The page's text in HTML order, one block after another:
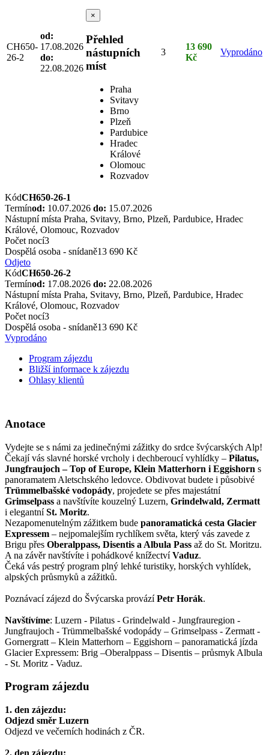
CH650-
26-2
od:
17.08.2026
do:
22.08.2026
×
Přehled
nástupních
míst
Praha
Svitavy
Brno
Plzeň
Pardubice
Hradec
Králové
Olomouc
Rozvadov
3
13 690
Kč
Vyprodáno
KódCH650-26-1
Termínod: 10.07.2026 do: 15.07.2026
Nástupní místa Praha, Svitavy, Brno, Plzeň, Pardubice, Hradec
Králové, Olomouc, Rozvadov
Počet nocí3
Dospělá osoba - snídaně13 690 Kč
Odjeto
KódCH650-26-2
Termínod: 17.08.2026 do: 22.08.2026
Nástupní místa Praha, Svitavy, Brno, Plzeň, Pardubice, Hradec
Králové, Olomouc, Rozvadov
Počet nocí3
Dospělá osoba - snídaně13 690 Kč
Vyprodáno
Program zájezdu
Bližší informace k zájezdu
Ohlasy klientů
Anotace
Vydejte se s námi za jedinečnými zážitky do srdce švýcarských Alp!
Čekají vás slavné horské vrcholy i dechberoucí vyhlídky – Pilatus,
Jungfraujoch – Top of Europe, Klein Matterhorn i Eggishorn s
panoramatem Aletschského ledovce. Obdivovat budete i působivé
Trümmelbašské vodopády, projedete se přes majestátní
Grimselpass a navštívíte kouzelný Luzern, Grindelwald, Zermatt
i elegantníSt. Moritz.
Nezapomenutelným zážitkem bude panoramatická cesta Glacier
Expressem – nejpomalejším rychlíkem světa, který vás zavede z
Brigu přes Oberalppass, Disentis a Albula Pass až do St. Moritzu.
A na závěr navštívíte i pohádkové knížectvíVaduz.
Čeká vás pestrý program plný lehké turistiky, horských vyhlídek,
alpských průsmyků a zážitků.
Poznávací zájezd do Švýcarska provázíPetr Horák.
Navštívíme: Luzern - Pilatus - Grindelwald - Jungfrauregion -
Jungfraujoch - Trümmelbašské vodopády – Grimselpass - Zermatt -
Gornergratt – Klein Matterhorn – Eggishorn – panoramatická jízda
Glacier Expressem: Brig –Oberalppass – Disentis – průsmyk Albula
- St. Moritz - Vaduz.
Program zájezdu
1. den zájezdu:
Odjezd směr Luzern
Odjezd ve večerních hodinách z ČR.